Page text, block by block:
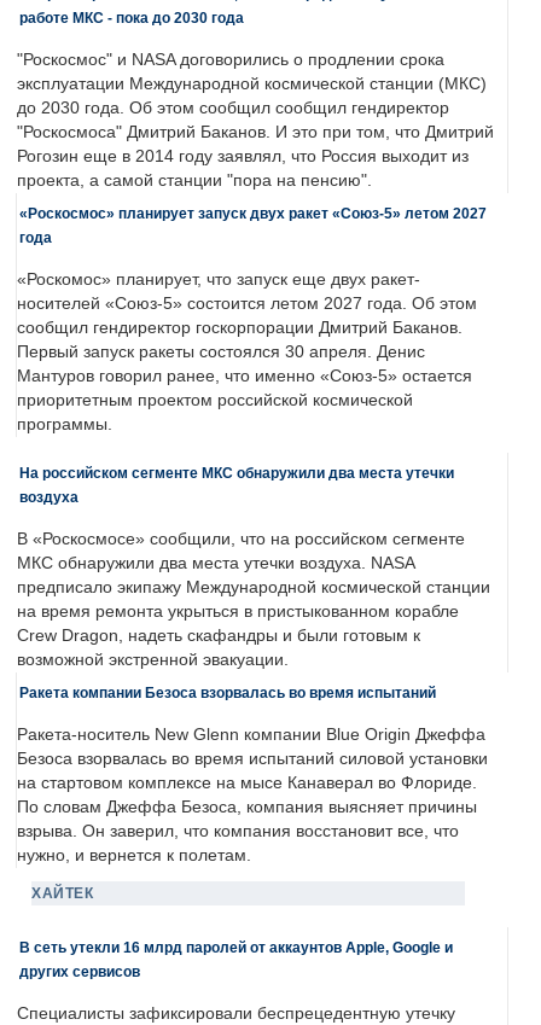
работе МКС - пока до 2030 года
"Роскосмос" и NASA договорились о продлении срока
эксплуатации Международной космической станции (МКС)
до 2030 года. Об этом сообщил сообщил гендиректор
"Роскосмоса" Дмитрий Баканов. И это при том, что Дмитрий
Рогозин еще в 2014 году заявлял, что Россия выходит из
проекта, а самой станции "пора на пенсию".
«Роскосмос» планирует запуск двух ракет «Союз-5» летом 2027
года
«Роскомос» планирует, что запуск еще двух ракет-
носителей «Союз-5» состоится летом 2027 года. Об этом
сообщил гендиректор госкорпорации Дмитрий Баканов.
Первый запуск ракеты состоялся 30 апреля. Денис
Мантуров говорил ранее, что именно «Союз-5» остается
приоритетным проектом российской космической
программы.
На российском сегменте МКС обнаружили два места утечки
воздуха
В «Роскосмосе» сообщили, что на российском сегменте
МКС обнаружили два места утечки воздуха. NASA
предписало экипажу Международной космической станции
на время ремонта укрыться в пристыкованном корабле
Crew Dragon, надеть скафандры и были готовым к
возможной экстренной эвакуации.
Ракета компании Безоса взорвалась во время испытаний
Ракета-носитель New Glenn компании Blue Origin Джеффа
Безоса взорвалась во время испытаний силовой установки
на стартовом комплексе на мысе Канаверал во Флориде.
По словам Джеффа Безоса, компания выясняет причины
взрыва. Он заверил, что компания восстановит все, что
нужно, и вернется к полетам.
ХАЙТЕК
В сеть утекли 16 млрд паролей от аккаунтов Apple, Google и
других сервисов
Специалисты зафиксировали беспрецедентную утечку